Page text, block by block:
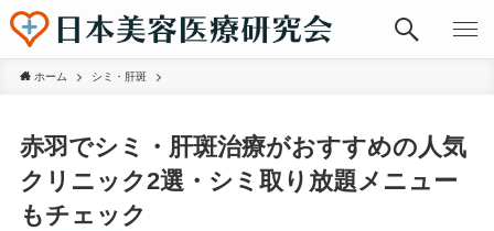
ホーム シミ・肝斑
赤羽でシミ・肝斑治療がおすすめの人気
クリニック2選・シミ取り放題メニュー
もチェック